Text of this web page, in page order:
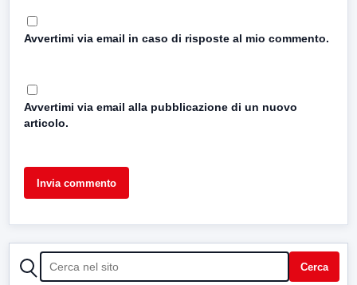
Avvertimi via email in caso di risposte al mio commento.
Avvertimi via email alla pubblicazione di un nuovo
articolo.
CERCA Cerca